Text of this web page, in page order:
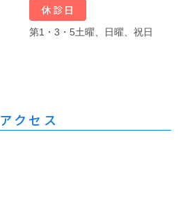
休診日
第1・3・5土曜、日曜、祝日
アクセス